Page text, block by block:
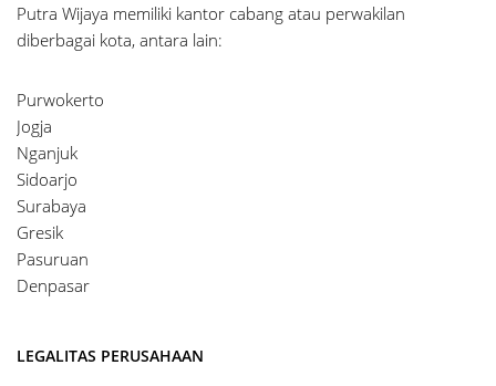
Putra Wijaya memiliki kantor cabang atau perwakilan
diberbagai kota, antara lain:
Purwokerto
Jogja
Nganjuk
Sidoarjo
Surabaya
Gresik
Pasuruan
Denpasar
LEGALITAS PERUSAHAAN